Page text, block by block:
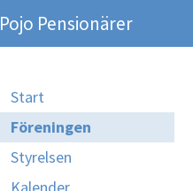
Pojo Pensionärer
Start
Föreningen
Styrelsen